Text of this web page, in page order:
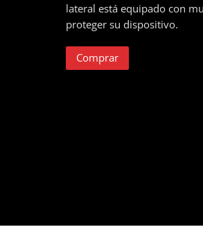
lateral está equipado con
proteger su dispositivo.
Comprar